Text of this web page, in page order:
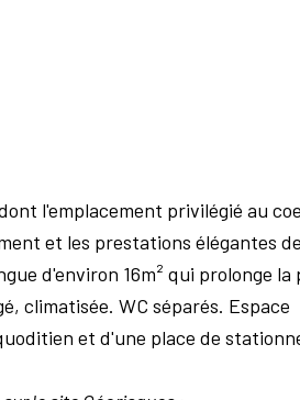
l'emplacement privilégié au
et les prestations élégantes
d'environ 16m² qui prolonge la
climatisée. WC séparés. Espace
et d'une place de